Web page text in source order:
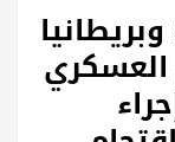
العسكري